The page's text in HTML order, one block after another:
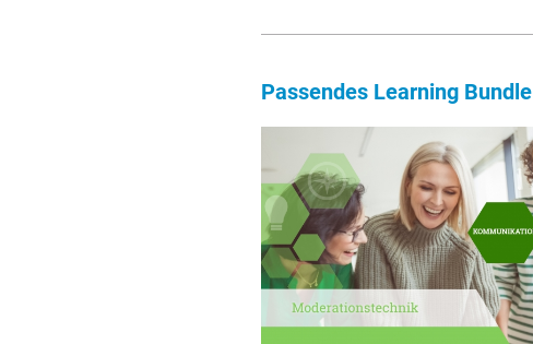
Passendes Learning Bundle